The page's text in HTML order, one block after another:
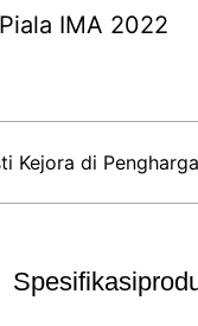
IMA 2022
Kejora di